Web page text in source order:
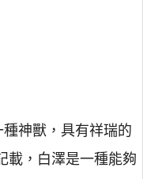
神獸，具有祥瑞的
載，白澤是一種能夠